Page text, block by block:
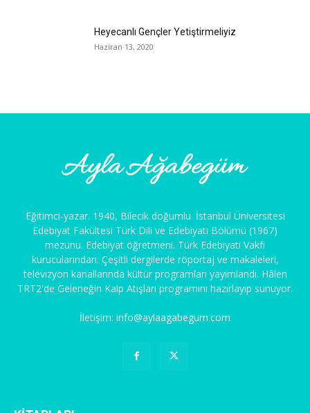
Heyecanlı Gençler Yetiştirmeliyiz
Haziran 13, 2020
Eğitimci-yazar. 1940, Bilecik doğumlu. İstanbul Üniversitesi
Edebiyat Fakültesi Türk Dili ve Edebiyatı Bölümü (1967)
mezunu. Edebiyat öğretmeni. Türk Edebiyatı Vakfı
kurucularından. Çeşitli dergilerde röportaj ve makaleleri,
televizyon kanallarında kültür programları yayımlandı. Hâlen
TRT2'de Geleneğin Kalp Atışları programını hazırlayıp sunuyor.
İletişim: info@aylaagabegum.com